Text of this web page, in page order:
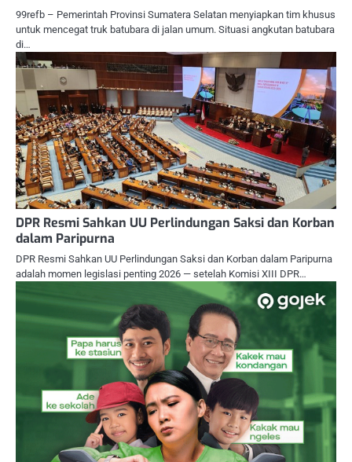
99refb – Pemerintah Provinsi Sumatera Selatan menyiapkan tim khusus
untuk mencegat truk batubara di jalan umum. Situasi angkutan batubara
di…
DPR Resmi Sahkan UU Perlindungan Saksi dan Korban
dalam Paripurna
DPR Resmi Sahkan UU Perlindungan Saksi dan Korban dalam Paripurna
adalah momen legislasi penting 2026 — setelah Komisi XIII DPR…